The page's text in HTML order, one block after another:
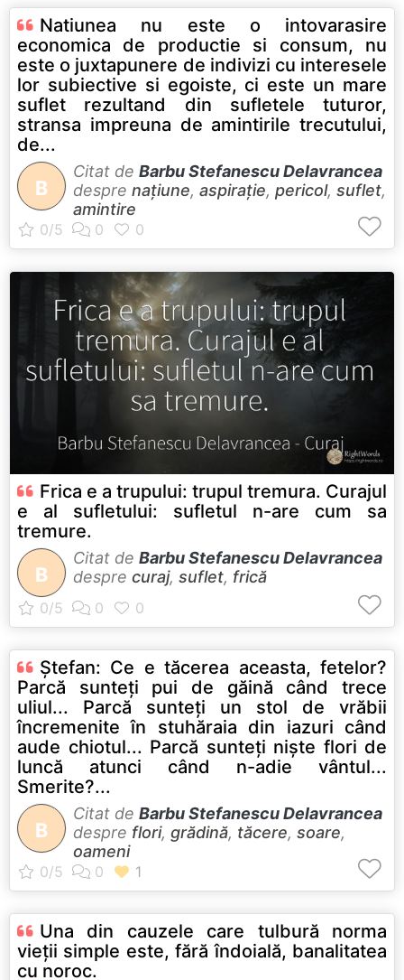
Natiunea nu este o intovarasire
economica de productie si consum, nu
este o juxtapunere de indivizi cu interesele
lor subiective si egoiste, ci este un mare
suflet rezultand din sufletele tuturor,
stransa impreuna de amintirile trecutului,
de...
B
Citat de Barbu Stefanescu Delavrancea
despre națiune, aspirație, pericol, suflet,
amintire
Frica e a trupului: trupul tremura. Curajul
e al sufletului: sufletul n-are cum sa
tremure.
B
Citat de Barbu Stefanescu Delavrancea
despre curaj, suflet, frică
Ştefan: Ce e tăcerea aceasta, fetelor?
Parcă sunteţi pui de găină când trece
uliul... Parcă sunteţi un stol de vrăbii
încremenite în stuhăraia din iazuri când
aude chiotul... Parcă sunteţi nişte flori de
luncă atunci când n-adie vântul...
Smerite?...
B
Citat de Barbu Stefanescu Delavrancea
despre flori, grădină, tăcere, soare,
oameni
Una din cauzele care tulbură norma
vieţii simple este, fără îndoială, banalitatea
cu noroc.